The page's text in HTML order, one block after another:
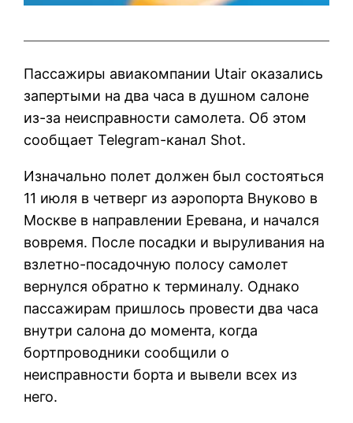
Пассажиры авиакомпании Utair оказались
запертыми на два часа в душном салоне
из-за неисправности самолета. Об этом
сообщает Telegram-канал Shot.
Изначально полет должен был состояться
11 июля в четверг из аэропорта Внуково в
Москве в направлении Еревана, и начался
вовремя. После посадки и выруливания на
взлетно-посадочную полосу самолет
вернулся обратно к терминалу. Однако
пассажирам пришлось провести два часа
внутри салона до момента, когда
бортпроводники сообщили о
неисправности борта и вывели всех из
него.